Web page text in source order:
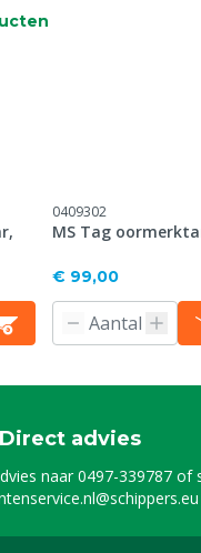
0409302
MS Tag
€ 99,00
Direct advies
naar0497-339787of